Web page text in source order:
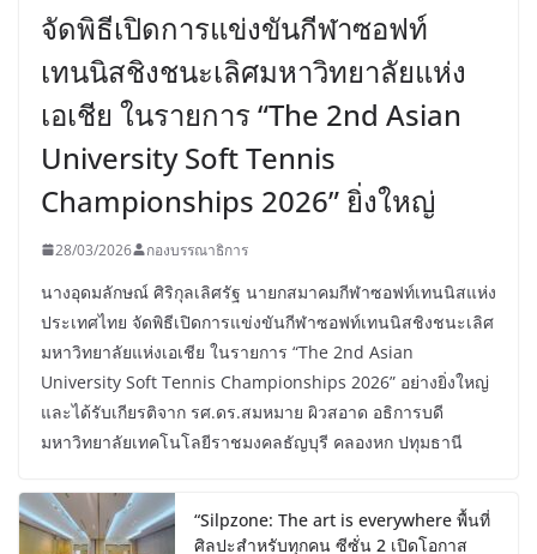
จัดพิธีเปิดการแข่งขันกีฬาซอฟท์
เทนนิสชิงชนะเลิศมหาวิทยาลัยแห่ง
เอเชีย ในรายการ “The 2nd Asian
University Soft Tennis
Championships 2026” ยิ่งใหญ่
28/03/2026 กองบรรณาธิการ
นางอุดมลักษณ์ ศิริกุลเลิศรัฐ นายกสมาคมกีฬาซอฟท์เทนนิสแห่ง
ประเทศไทย จัดพิธีเปิดการแข่งขันกีฬาซอฟท์เทนนิสชิงชนะเลิศ
มหาวิทยาลัยแห่งเอเชีย ในรายการ “The 2nd Asian
University Soft Tennis Championships 2026” อย่างยิ่งใหญ่
และได้รับเกียรติจาก รศ.ดร.สมหมาย ผิวสอาด อธิการบดี
มหาวิทยาลัยเทคโนโลยีราชมงคลธัญบุรี คลองหก ปทุมธานี
“Silpzone: The art is everywhere พื้นที่
ศิลปะสำหรับทุกคน ซีซั่น 2 เปิดโอกาส